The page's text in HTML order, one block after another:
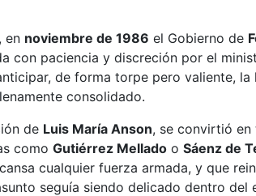
en noviembre de 1986 el Gobierno de
con paciencia y discreción por el
de forma torpe pero valiente,
consolidado.
de Luis María Anson, se convirtió en
como Gutiérrez Mellado o Sáenz de
cualquier fuerza armada, y que
seguía siendo delicado dentro del